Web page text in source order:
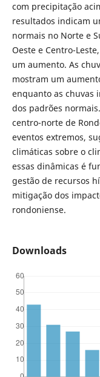
com precipitação
resultados indicam
normais no Norte e
Oeste e Centro-
um aumento. As
mostram um
enquanto as chuvas
dos padrões
centro-norte de
eventos extremos,
climáticas sobre o
essas dinâmicas é
gestão de recursos
mitigação dos
rondoniense.
Downloads